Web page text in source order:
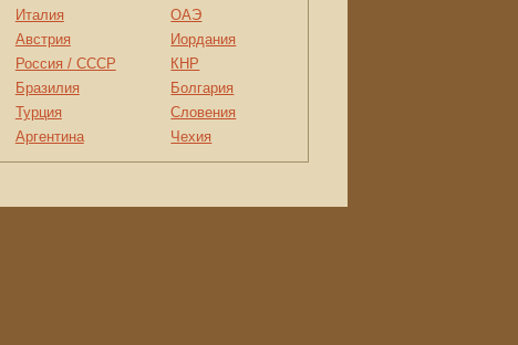
Италия
Австрия
Россия / СССР
Бразилия
Турция
Аргентина
ОАЭ
Иордания
КНР
Болгария
Словения
Чехия